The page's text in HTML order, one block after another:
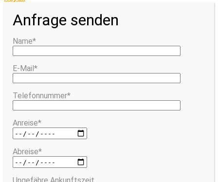
Anfrage senden
Name*
E-Mail*
Telefonnummer*
Anreise*
Abreise*